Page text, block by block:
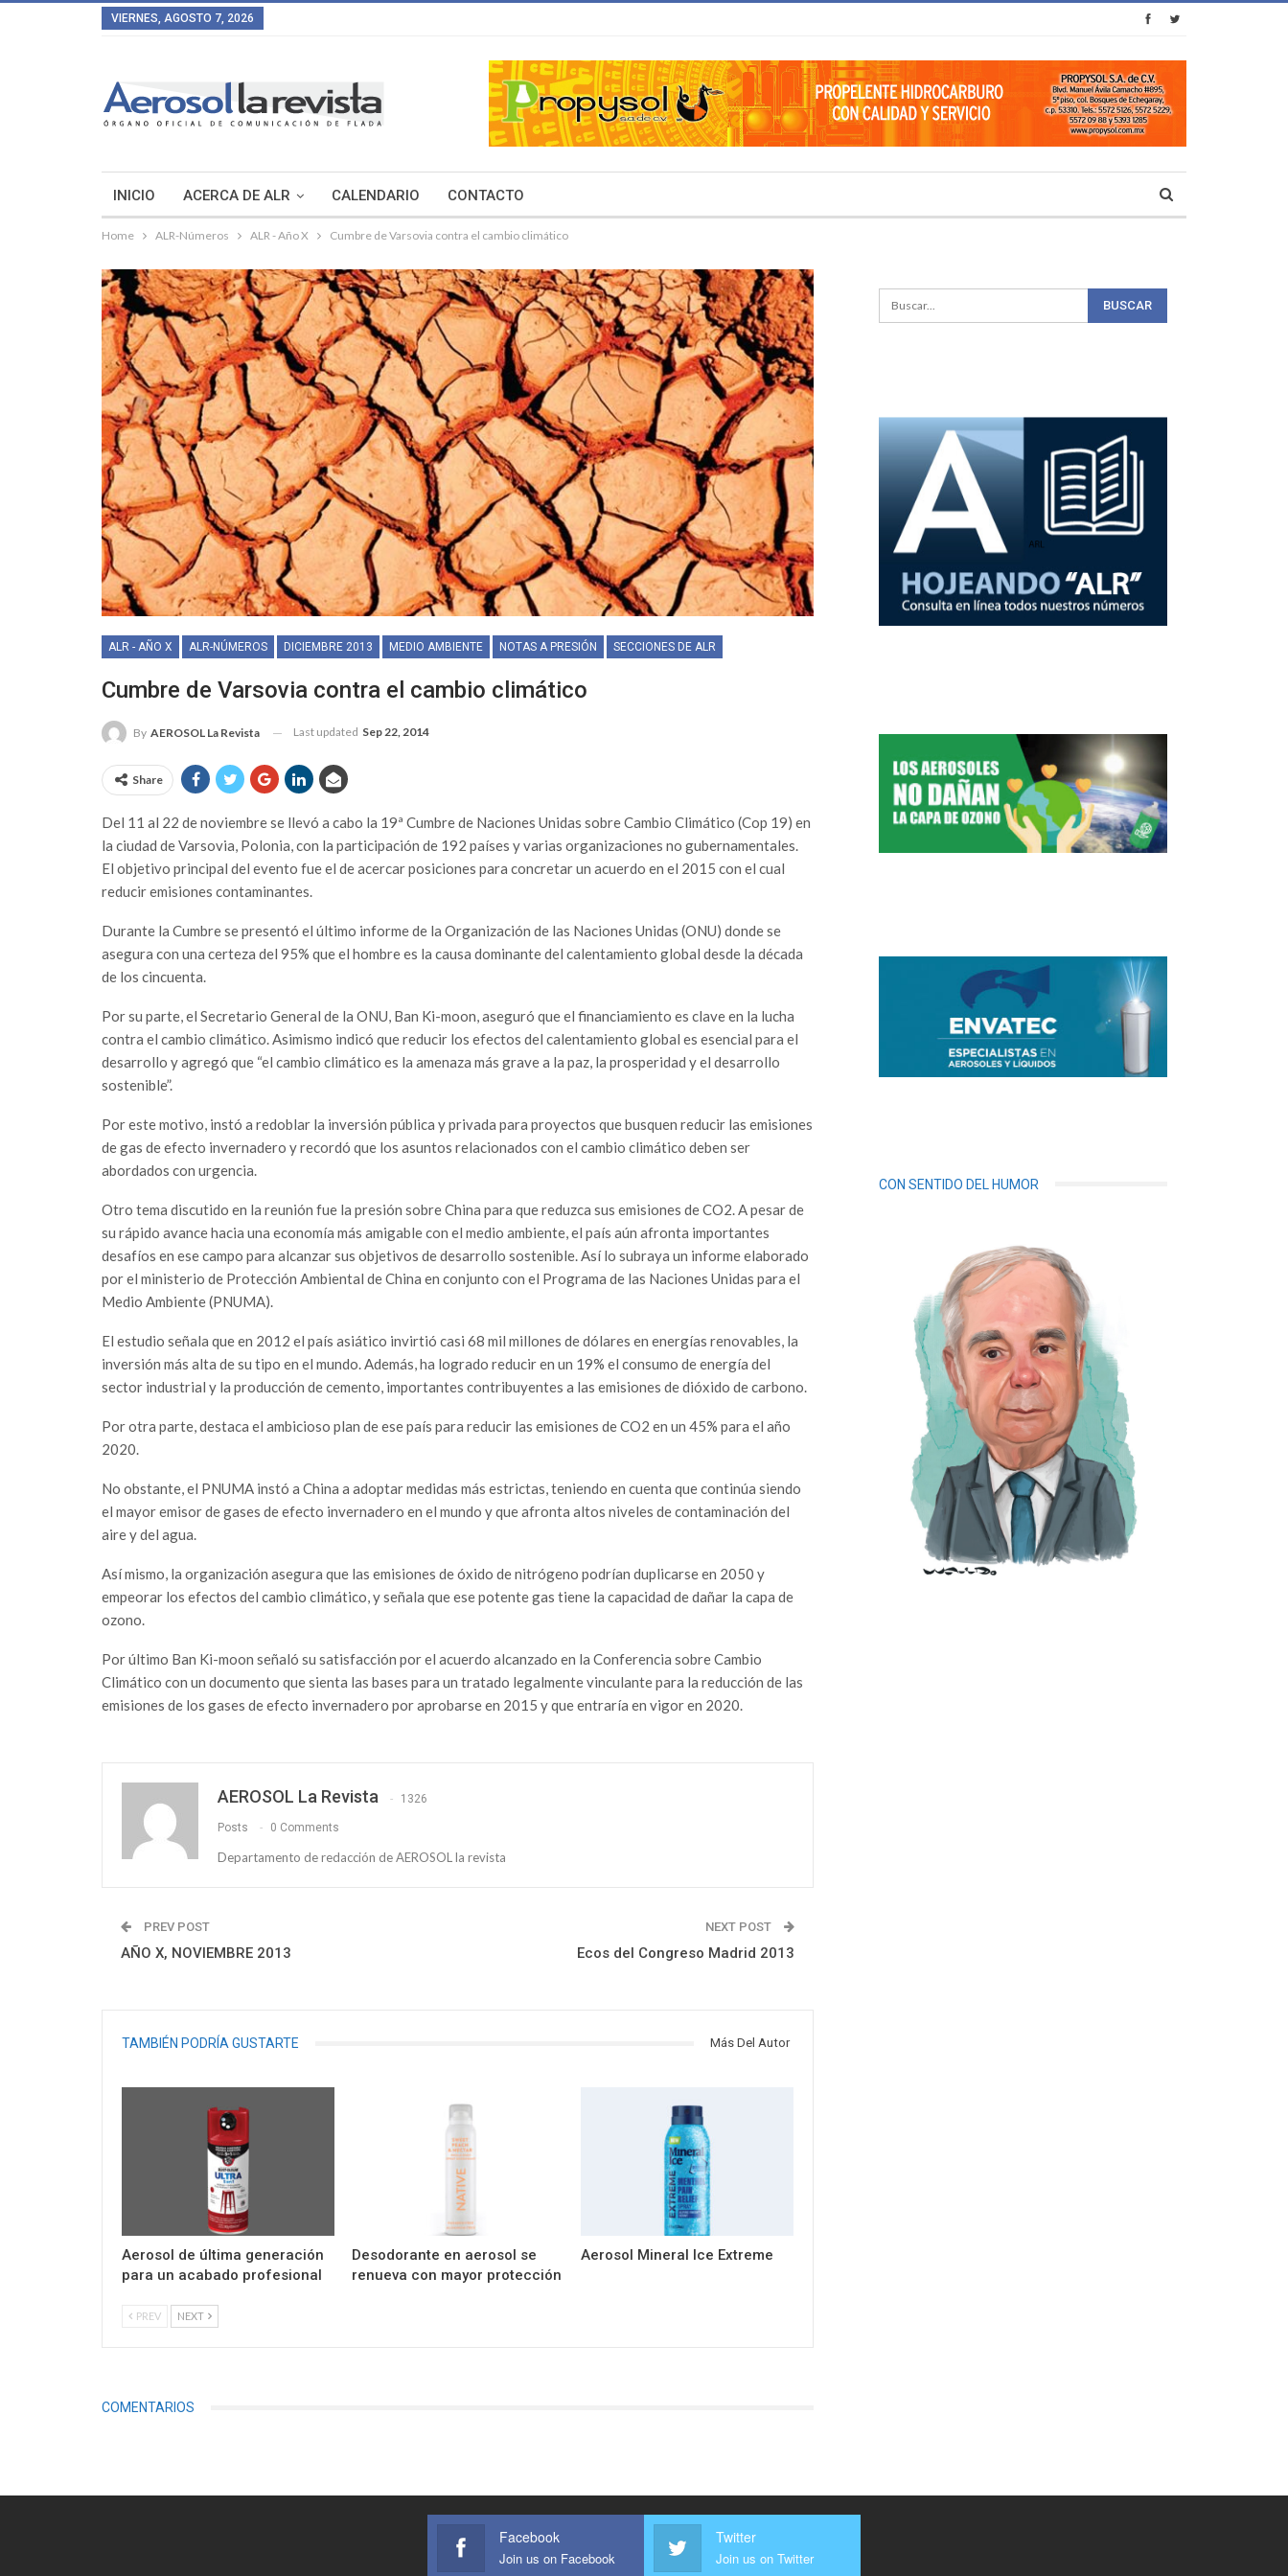
VIERNES, AGOSTO 7, 2026
INICIO ACERCA DE ALR CALENDARIO CONTACTO
Home ALR-Números ALR - Año X Cumbre de Varsovia contra el cambio climático
ALR - AÑO X ALR-NÚMEROS DICIEMBRE 2013 MEDIO AMBIENTE NOTAS A PRESIÓN SECCIONES DE ALR
Cumbre de Varsovia contra el cambio climático
By AEROSOL La Revista Last updated Sep 22, 2014
Share
Del 11 al 22 de noviembre se llevó a cabo la 19ª Cumbre de Naciones Unidas sobre Cambio Climático (Cop 19) en
la ciudad de Varsovia, Polonia, con la participación de 192 países y varias organizaciones no gubernamentales.
El objetivo principal del evento fue el de acercar posiciones para concretar un acuerdo en el 2015 con el cual
reducir emisiones contaminantes.
Durante la Cumbre se presentó el último informe de la Organización de las Naciones Unidas (ONU) donde se
asegura con una certeza del 95% que el hombre es la causa dominante del calentamiento global desde la década
de los cincuenta.
Por su parte, el Secretario General de la ONU, Ban Ki-moon, aseguró que el financiamiento es clave en la lucha
contra el cambio climático. Asimismo indicó que reducir los efectos del calentamiento global es esencial para el
desarrollo y agregó que “el cambio climático es la amenaza más grave a la paz, la prosperidad y el desarrollo
sostenible”.
Por este motivo, instó a redoblar la inversión pública y privada para proyectos que busquen reducir las emisiones
de gas de efecto invernadero y recordó que los asuntos relacionados con el cambio climático deben ser
abordados con urgencia.
Otro tema discutido en la reunión fue la presión sobre China para que reduzca sus emisiones de CO2. A pesar de
su rápido avance hacia una economía más amigable con el medio ambiente, el país aún afronta importantes
desafíos en ese campo para alcanzar sus objetivos de desarrollo sostenible. Así lo subraya un informe elaborado
por el ministerio de Protección Ambiental de China en conjunto con el Programa de las Naciones Unidas para el
Medio Ambiente (PNUMA).
El estudio señala que en 2012 el país asiático invirtió casi 68 mil millones de dólares en energías renovables, la
inversión más alta de su tipo en el mundo. Además, ha logrado reducir en un 19% el consumo de energía del
sector industrial y la producción de cemento, importantes contribuyentes a las emisiones de dióxido de carbono.
Por otra parte, destaca el ambicioso plan de ese país para reducir las emisiones de CO2 en un 45% para el año
2020.
No obstante, el PNUMA instó a China a adoptar medidas más estrictas, teniendo en cuenta que continúa siendo
el mayor emisor de gases de efecto invernadero en el mundo y que afronta altos niveles de contaminación del
aire y del agua.
Así mismo, la organización asegura que las emisiones de óxido de nitrógeno podrían duplicarse en 2050 y
empeorar los efectos del cambio climático, y señala que ese potente gas tiene la capacidad de dañar la capa de
ozono.
Por último Ban Ki-moon señaló su satisfacción por el acuerdo alcanzado en la Conferencia sobre Cambio
Climático con un documento que sienta las bases para un tratado legalmente vinculante para la reducción de las
emisiones de los gases de efecto invernadero por aprobarse en 2015 y que entraría en vigor en 2020.
AEROSOL La Revista 1326
Posts 0 Comments
Departamento de redacción de AEROSOL la revista
PREV POST
AÑO X, NOVIEMBRE 2013
NEXT POST
Ecos del Congreso Madrid 2013
TAMBIÉN PODRÍA GUSTARTE Más Del Autor
Aerosol de última generación
para un acabado profesional
Desodorante en aerosol se
renueva con mayor protección
Aerosol Mineral Ice Extreme
PREV NEXT
COMENTARIOS
CON SENTIDO DEL HUMOR
Facebook
Join us on Facebook
Twitter
Join us on Twitter